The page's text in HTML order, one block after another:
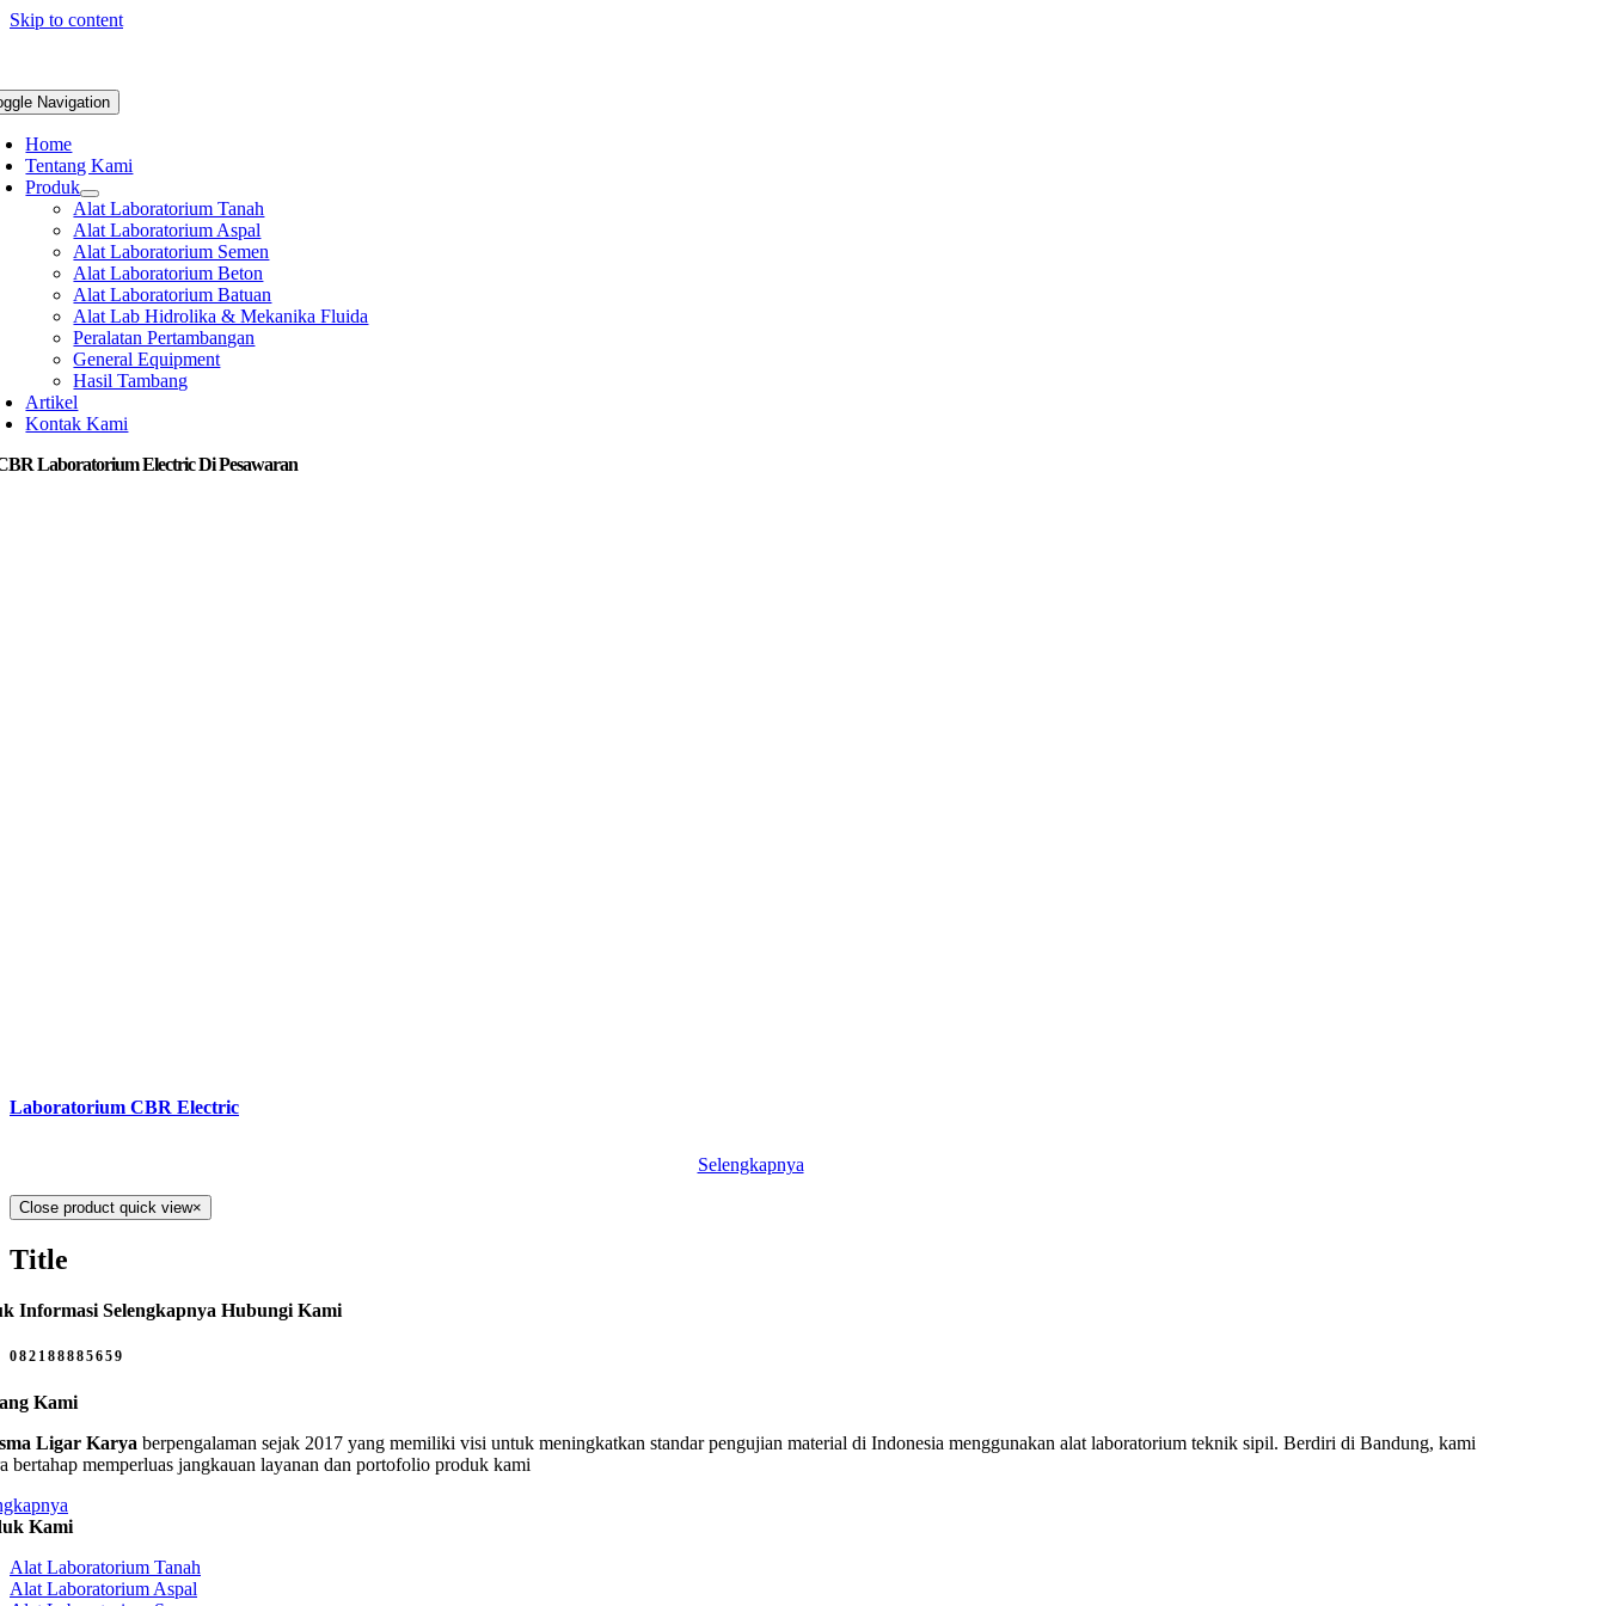
Skip to content
Navigation
Home
Tentang Kami
Produk
Alat Laboratorium Tanah
Alat Laboratorium Aspal
Alat Laboratorium Semen
Alat Laboratorium Beton
Alat Laboratorium Batuan
Alat Lab Hidrolika & Mekanika Fluida
Peralatan Pertambangan
General Equipment
Hasil Tambang
Artikel
Kontak Kami
Laboratorium Electric Di Pesawaran
Laboratorium CBR Electric
Selengkapnya
Close product quick view×
Title
Informasi Selengkapnya Hubungi Kami
082188885659
Kami
Ligar Karya berpengalaman sejak 2017 yang memiliki visi untuk meningkatkan standar pengujian material di Indonesia menggunakan alat laboratorium teknik sipil. Berdiri di Bandung, kami
bertahap memperluas jangkauan layanan dan portofolio produk kami
Kami
Alat Laboratorium Tanah
Alat Laboratorium Aspal